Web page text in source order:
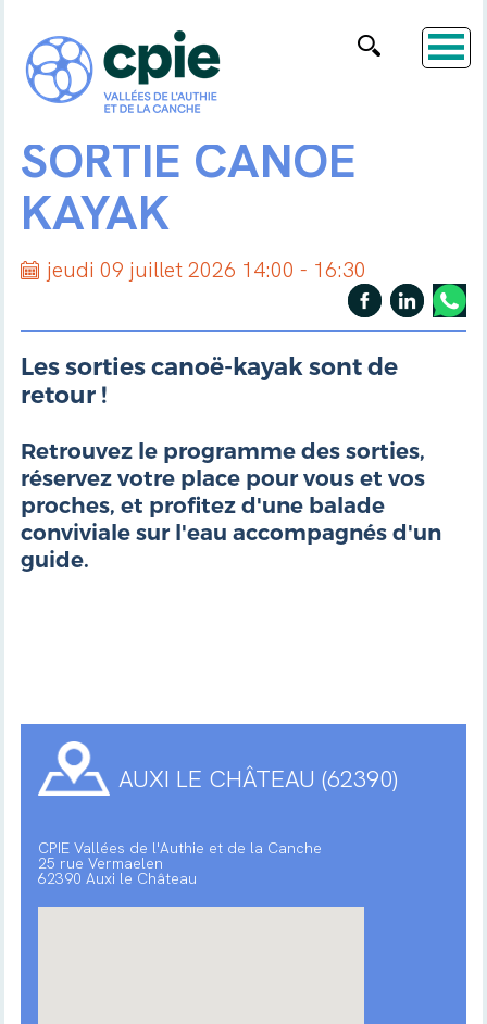
SORTIE CANOË
KAYAK
jeudi 09 juillet 2026 14:00 - 16:30
Les sorties canoë-kayak sont de
retour !
Retrouvez le programme des sorties,
réservez votre place pour vous et vos
proches, et profitez d'une balade
conviviale sur l'eau accompagnés d'un
guide.
AUXI LE CHÂTEAU (62390)
CPIE Vallées de l'Authie et de la Canche
25 rue Vermaelen
62390 Auxi le Château